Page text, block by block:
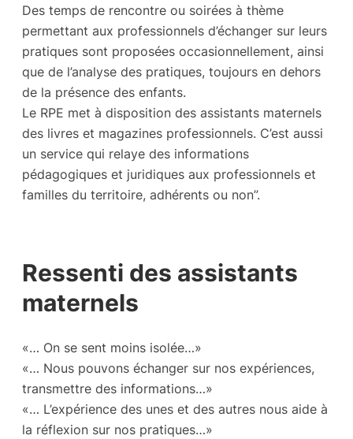
Des temps de rencontre ou soirées à thème
permettant aux professionnels d’échanger sur leurs
pratiques sont proposées occasionnellement, ainsi
que de l’analyse des pratiques, toujours en dehors
de la présence des enfants.
Le RPE met à disposition des assistants maternels
des livres et magazines professionnels. C’est aussi
un service qui relaye des informations
pédagogiques et juridiques aux professionnels et
familles du territoire, adhérents ou non”.
Ressenti des assistants
maternels
«… On se sent moins isolée…»
«… Nous pouvons échanger sur nos expériences,
transmettre des informations…»
«… L’expérience des unes et des autres nous aide à
la réflexion sur nos pratiques…»